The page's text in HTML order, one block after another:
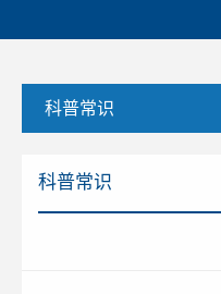
科普常识
科普常识